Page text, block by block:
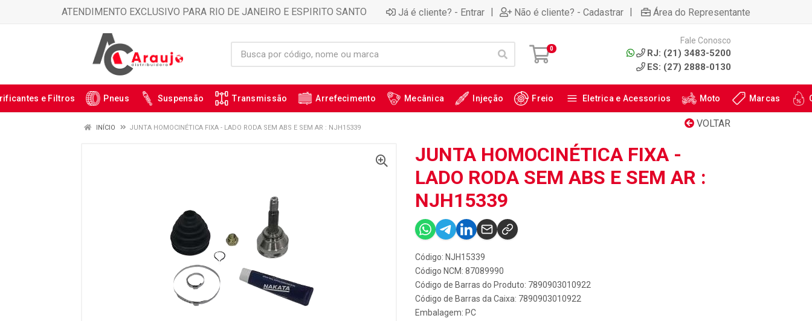
ATENDIMENTO EXCLUSIVO PARA RIO DE JANEIRO E ESPIRITO SANTO Já é cliente? - Entrar | Não é cliente? - Cadastrar | Área do Representante
0
Fale Conosco
RJ: (21) 3483-5200
ES: (27) 2888-0130
e Filtros Pneus Suspensão Transmissão Arrefecimento Mecânica Injeção Freio Eletrica e Acessorios Moto Marcas
VOLTAR
INÍCIO JUNTA HOMOCINÉTICA FIXA - LADO RODA SEM ABS E SEM AR : NJH15339
JUNTA HOMOCINÉTICA FIXA -
LADO RODA SEM ABS E SEM AR :
NJH15339
Código: NJH15339
Código NCM: 87089990
Código de Barras do Produto: 7890903010922
Código de Barras da Caixa: 7890903010922
Embalagem: PC